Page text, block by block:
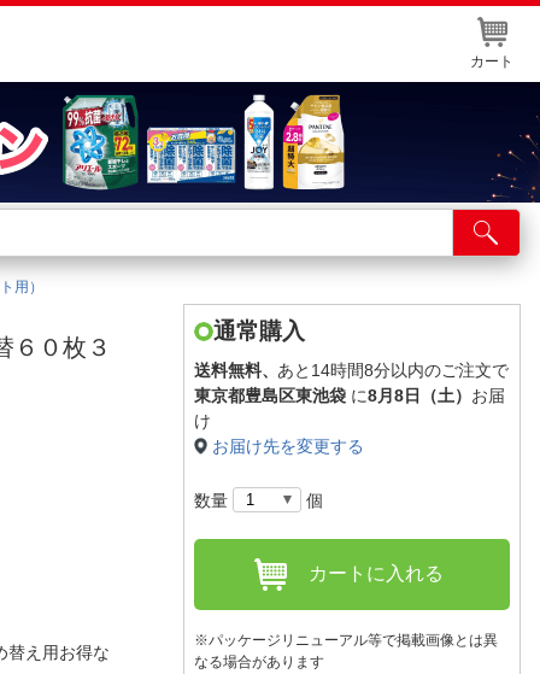
カート
舗サービス
ト取り置き
情報・店舗一覧
用）
６０枚３
替え用お得な
通常購入
送料無料、 あと14時間8分以内のご注文で
東京都豊島区東池袋 に8月8日（土） お届
け
お届け先を変更する
数量 個
カートに入れる
※パッケージリニューアル等で掲載画像とは異
なる場合があります